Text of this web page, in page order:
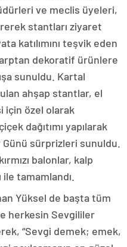
ve meclis üyeleri,
stantları ziyaret
katılımını teşvik eden
dekoratif ürünlere
sunuldu. Kartal
ahşap stantlar, el
için özel olarak
dağıtımı yapılarak
sürprizleri sunuldu.
balonlar, kalp
tamamlandı.
Yüksel de başta tüm
herkesin Sevgililer
“Sevgi demek; emek,